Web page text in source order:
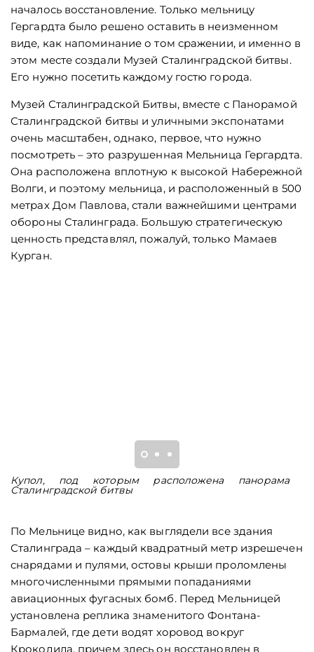
началось восстановление. Только мельницу
Гергардта было решено оставить в неизменном
виде, как напоминание о том сражении, и именно в
этом месте создали Музей Сталинградской битвы.
Его нужно посетить каждому гостю города.
Музей Сталинградской Битвы, вместе с Панорамой
Сталинградской битвы и уличными экспонатами
очень масштабен, однако, первое, что нужно
посмотреть – это разрушенная Мельница Гергардта.
Она расположена вплотную к высокой Набережной
Волги, и поэтому мельница, и расположенный в 500
метрах Дом Павлова, стали важнейшими центрами
обороны Сталинграда. Большую стратегическую
ценность представлял, пожалуй, только Мамаев
Курган.
Купол, под которым расположена панорама
Сталинградской битвы
По Мельнице видно, как выглядели все здания
Сталинграда – каждый квадратный метр изрешечен
снарядами и пулями, остовы крыши проломлены
многочисленными прямыми попаданиями
авиационных фугасных бомб. Перед Мельницей
установлена реплика знаменитого Фонтана-
Бармалей, где дети водят хоровод вокруг
Крокодила, причем здесь он восстановлен в